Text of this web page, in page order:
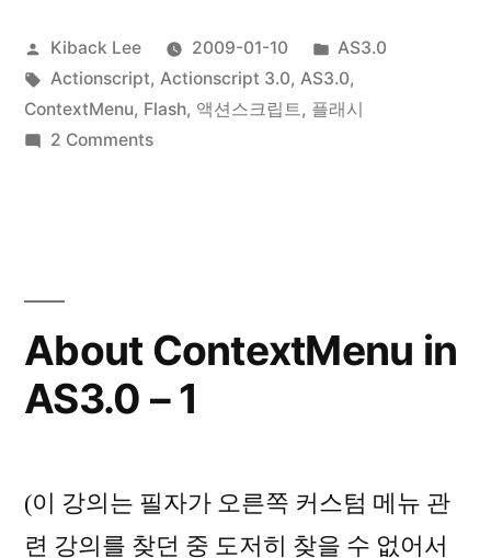
Posted
by
Kiback Lee 2009-01-10
Posted
in
AS3.0
Tags:
Actionscript, Actionscript 3.0, AS3.0,
ContextMenu, Flash, 액션스크립트, 플래시
2 Commentson
About ContextMenu in
AS3.0 – 1
(이 강의는 필자가 오른쪽 커스텀 메뉴 관
련 강의를 찾던 중 도저히 찾을 수 없어서